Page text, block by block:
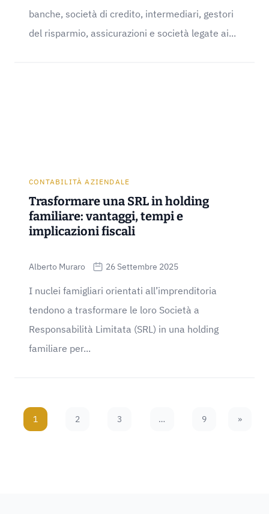
banche, società di credito, intermediari, gestori
del risparmio, assicurazioni e società legate ai...
CONTABILITÀ AZIENDALE
Trasformare una SRL in holding
familiare: vantaggi, tempi e
implicazioni fiscali
Alberto Muraro 26 Settembre 2025
I nuclei famigliari orientati all’imprenditoria
tendono a trasformare le loro Società a
Responsabilità Limitata (SRL) in una holding
familiare per...
1 2 3 … 9 Next
»